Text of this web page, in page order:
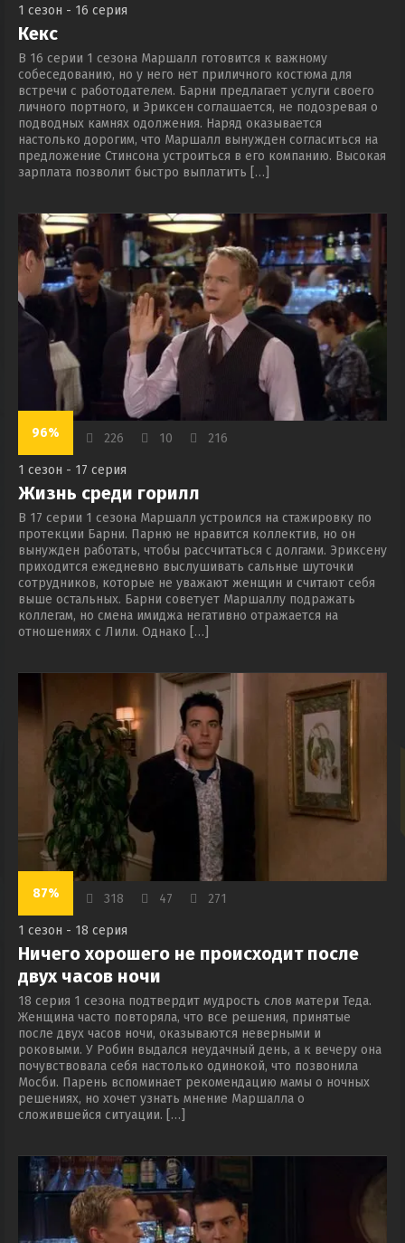
1 сезон - 16 серия
Кекс
В 16 серии 1 сезона Маршалл готовится к важному
собеседованию, но у него нет приличного костюма для
встречи с работодателем. Барни предлагает услуги своего
личного портного, и Эриксен соглашается, не подозревая о
подводных камнях одолжения. Наряд оказывается
настолько дорогим, что Маршалл вынужден согласиться на
предложение Стинсона устроиться в его компанию. Высокая
зарплата позволит быстро выплатить […]
96% 226 10 216
1 сезон - 17 серия
Жизнь среди горилл
В 17 серии 1 сезона Маршалл устроился на стажировку по
протекции Барни. Парню не нравится коллектив, но он
вынужден работать, чтобы рассчитаться с долгами. Эриксену
приходится ежедневно выслушивать сальные шуточки
сотрудников, которые не уважают женщин и считают себя
выше остальных. Барни советует Маршаллу подражать
коллегам, но смена имиджа негативно отражается на
отношениях с Лили. Однако […]
87% 318 47 271
1 сезон - 18 серия
Ничего хорошего не происходит после
двух часов ночи
18 серия 1 сезона подтвердит мудрость слов матери Теда.
Женщина часто повторяла, что все решения, принятые
после двух часов ночи, оказываются неверными и
роковыми. У Робин выдался неудачный день, а к вечеру она
почувствовала себя настолько одинокой, что позвонила
Мосби. Парень вспоминает рекомендацию мамы о ночных
решениях, но хочет узнать мнение Маршалла о
сложившейся ситуации. […]